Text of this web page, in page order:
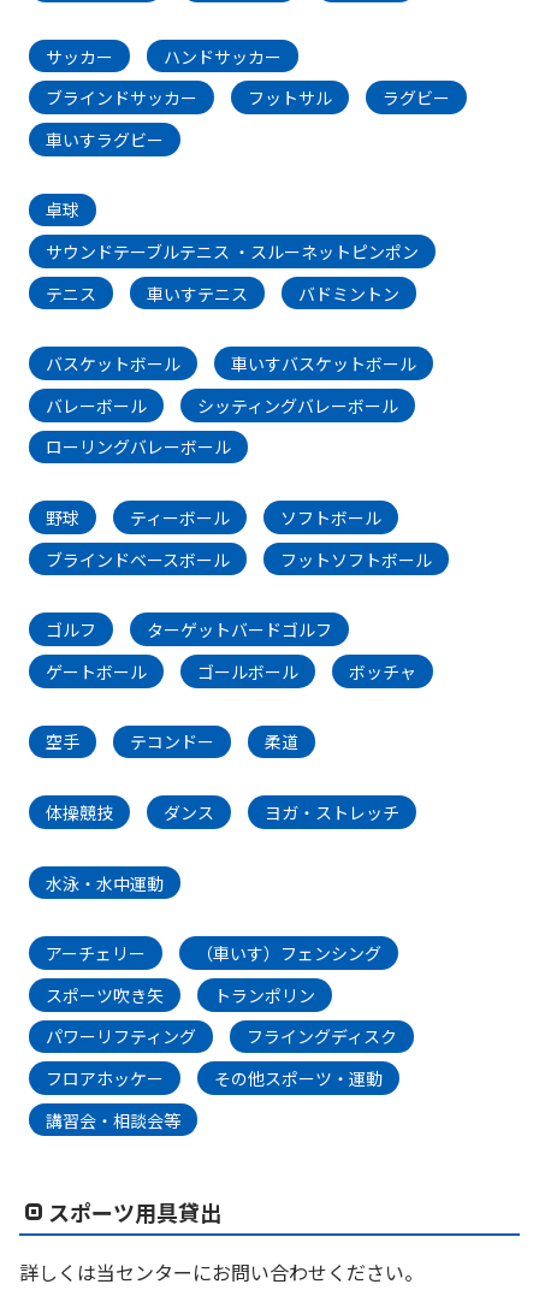
サッカー
ハンドサッカー
ブラインドサッカー
フットサル
ラグビー
車いすラグビー
卓球
サウンドテーブルテニス ・スルーネットピンポン
テニス
車いすテニス バドミントン
バスケットボール
車いすバスケットボール
バレーボール
シッティングバレーボール
ローリングバレーボール
野球 ティーボール
ソフトボール
ブラインドベースボール
フットソフトボール
ゴルフ
ターゲットバードゴルフ
ゲートボール
ゴールボール ボッチャ
空手 テコンドー 柔道
体操競技 ダンス ヨガ・ストレッチ
水泳・水中運動
アーチェリー
（車いす）フェンシング
スポーツ吹き矢
トランポリン
パワーリフティング
フライングディスク
フロアホッケー
その他スポーツ・運動
講習会・相談会等
スポーツ用具貸出
詳しくは当センターにお問い合わせください。